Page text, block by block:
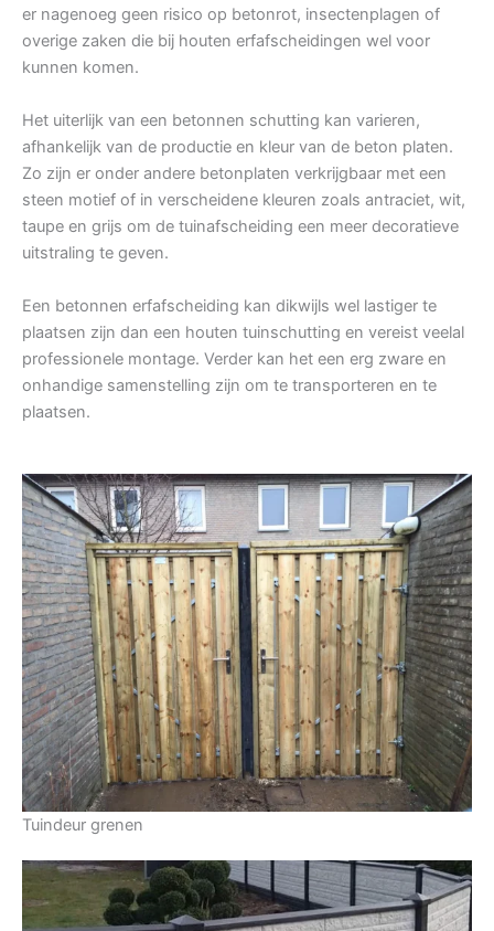
er nagenoeg geen risico op betonrot, insectenplagen of
overige zaken die bij houten erfafscheidingen wel voor
kunnen komen.
Het uiterlijk van een betonnen schutting kan varieren,
afhankelijk van de productie en kleur van de beton platen.
Zo zijn er onder andere betonplaten verkrijgbaar met een
steen motief of in verscheidene kleuren zoals antraciet, wit,
taupe en grijs om de tuinafscheiding een meer decoratieve
uitstraling te geven.
Een betonnen erfafscheiding kan dikwijls wel lastiger te
plaatsen zijn dan een houten tuinschutting en vereist veelal
professionele montage. Verder kan het een erg zware en
onhandige samenstelling zijn om te transporteren en te
plaatsen.
Tuindeur grenen